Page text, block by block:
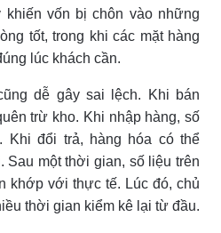
vốn bị chôn vào những
tốt, trong khi các mặt hàng
lúc khách cần.
dễ gây sai lệch. Khi bán
trừ kho. Khi nhập hàng, số
Khi đổi trả, hàng hóa có thể
Sau một thời gian, số liệu trên
khớp với thực tế. Lúc đó, chủ
thời gian kiểm kê lại từ đầu.